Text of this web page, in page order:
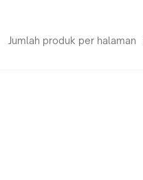
Jumlah produk per halaman